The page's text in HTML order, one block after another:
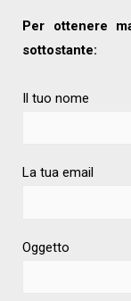
Per ottenere
sottostante:
Il tuo nome
La tua email
Oggetto